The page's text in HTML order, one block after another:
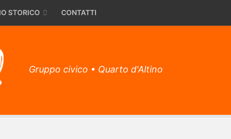
STORICO CONTATTI
Gruppo civico • Quarto d'Altino